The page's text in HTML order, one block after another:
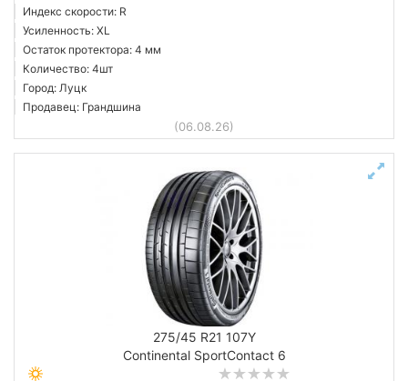
Индекс скорости: R
Усиленность: XL
Остаток протектора: 4 мм
Количество: 4шт
Город: Луцк
Продавец: Грандшина
(06.08.26)
275/45 R21 107Y
Continental SportContact 6